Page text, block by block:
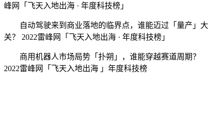
峰网「飞天入地出海 · 年度科技榜」
自动驾驶来到商业落地的临界点，谁能迈过「量产」大
关？ 2022雷峰网「飞天入地出海 · 年度科技榜」
商用机器人市场局势「扑朔」，谁能穿越赛道周期？
2022雷峰网「飞天入地出海 」年度科技榜